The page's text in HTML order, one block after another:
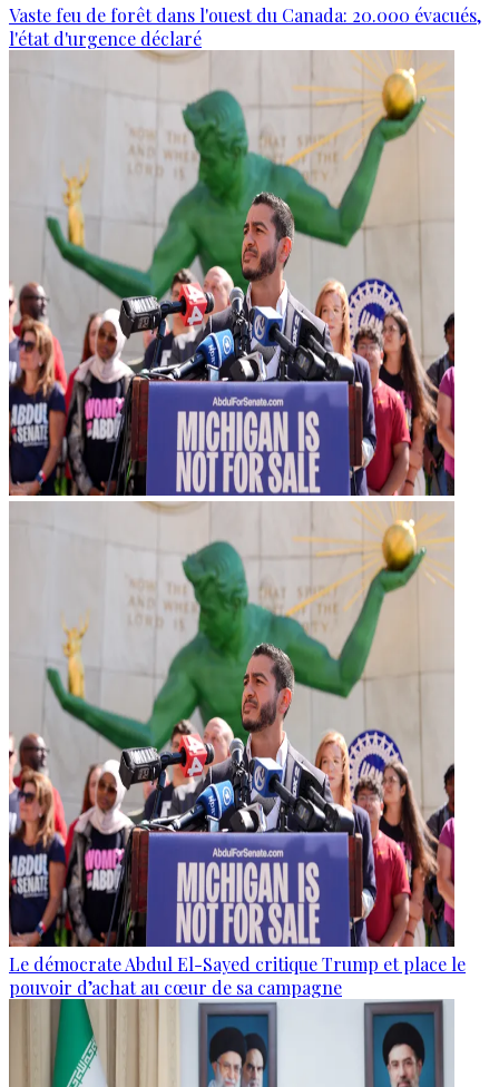
Vaste feu de forêt dans l'ouest du Canada: 20.000 évacués,
l'état d'urgence déclaré
Le démocrate Abdul El-Sayed critique Trump et place le
pouvoir d’achat au cœur de sa campagne